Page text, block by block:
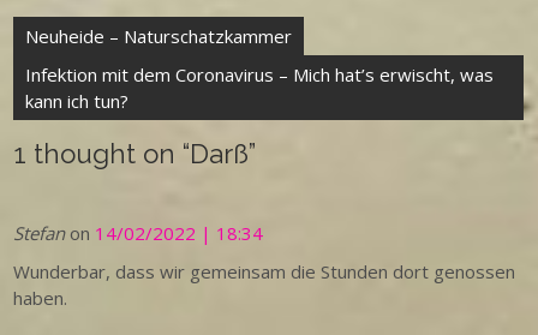
Beitragsnavigation
Neuheide – Naturschatzkammer
Infektion mit dem Coronavirus – Mich hat’s erwischt, was
kann ich tun?
1 thought on “Darß”
Stefanon 14/02/2022 | 18:34
Wunderbar, dass wir gemeinsam die Stunden dort genossen
haben.